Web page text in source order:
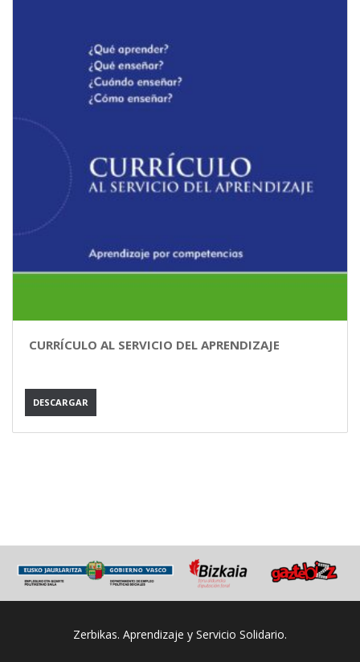
CURRÍCULO AL SERVICIO DEL APRENDIZAJE
DESCARGAR
Zerbikas. Aprendizaje y Servicio Solidario.